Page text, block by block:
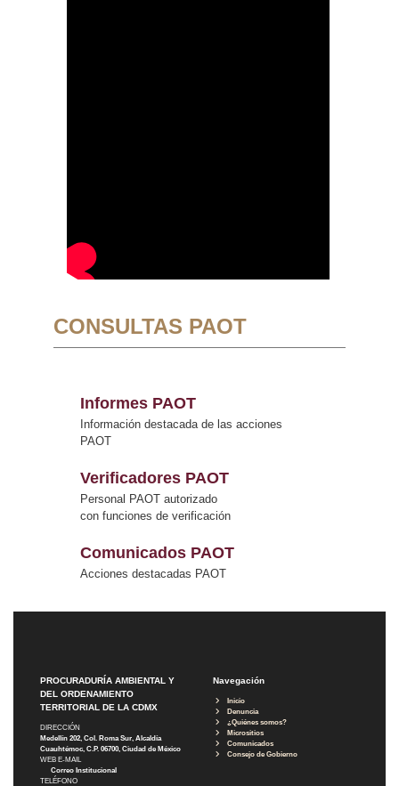
CONSULTAS PAOT
Informes PAOT
Información destacada de las acciones
PAOT
Verificadores PAOT
Personal PAOT autorizado
con funciones de verificación
Comunicados PAOT
Acciones destacadas PAOT
PROCURADURÍA AMBIENTAL Y
DEL ORDENAMIENTO
TERRITORIAL DE LA CDMX
DIRECCIÓN
Medellín 202, Col. Roma Sur, Alcaldía
Cuauhtémoc, C.P. 06700, Ciudad de México
WEB E-MAIL
Correo Institucional
TELÉFONO
Navegación
Inicio
Denuncia
¿Quiénes somos?
Micrositios
Comunicados
Consejo de Gobierno